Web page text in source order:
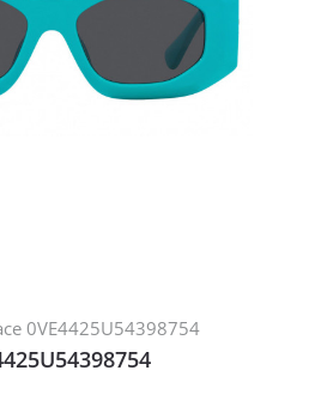
0VE4425U54398754